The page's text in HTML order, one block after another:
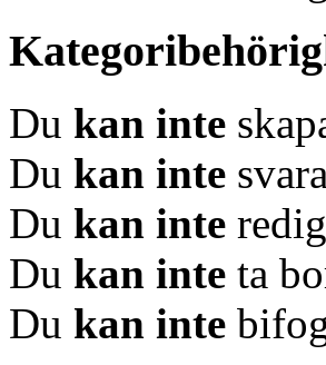
Du kan inte
Du kan inte
Du kan inte
Du kan inte ta
Du kan inte